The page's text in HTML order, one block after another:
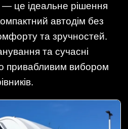
це ідеальне рішення
автодім без
та зручностей.
та сучасні
привабливим вибором